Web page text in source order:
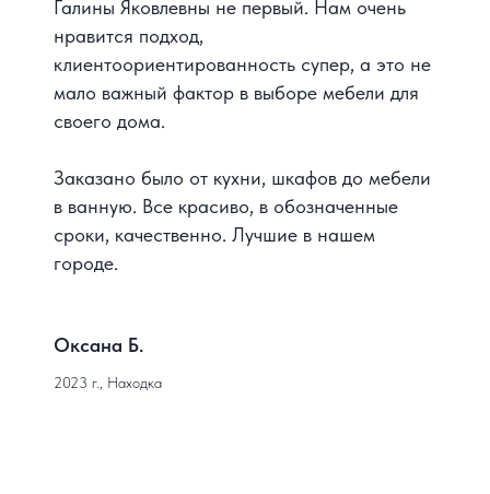
Галины Яковлевны не первый. Нам очень
нравится подход,
клиентоориентированность супер, а это не
мало важный фактор в выборе мебели для
своего дома.
Заказано было от кухни, шкафов до мебели
в ванную. Все красиво, в обозначенные
сроки, качественно. Лучшие в нашем
городе.
Оксана Б.
2023 г., Находка